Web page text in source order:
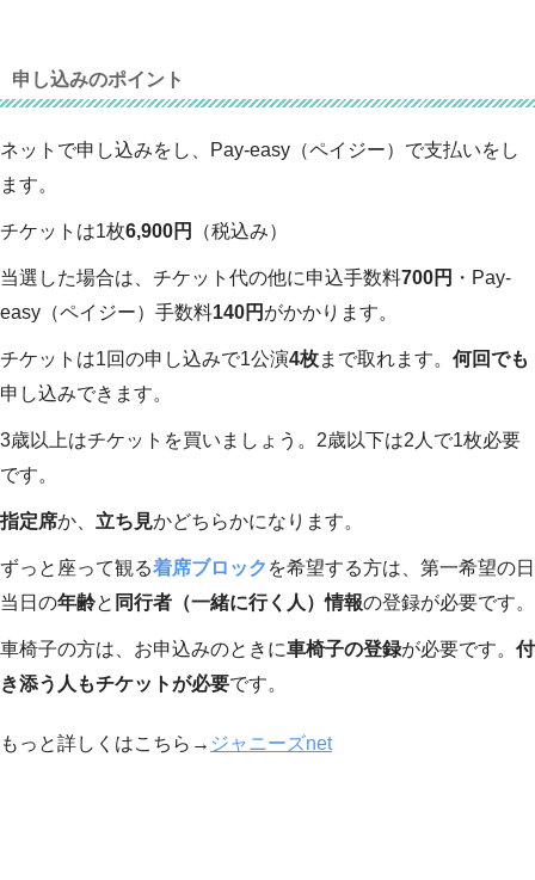
申し込みのポイント
ネットで申し込みをし、Pay-easy（ペイジー）で支払いをし
ます。
チケットは1枚6,900円 （税込み）
当選した場合は、チケット代の他に申込手数料700円 ・Pay-
easy（ペイジー）手数料140円 がかかります。
チケットは1回の申し込みで1公演4枚まで取れます。 何回でも
申し込みできます。
3歳以上はチケットを買いましょう。2歳以下は2人で1枚必要
です。
指定席か、 立ち見かどちらかになります。
ずっと座って観る着席ブロック を希望する方は、第一希望の日
当日の年齢と 同行者（一緒に行く人）情報の登録が必要です。
車椅子の方は、お申込みのときに車椅子の登録が必要です。 付
き添う人もチケットが必要です。
もっと詳しくはこちら→ ジャニーズnet